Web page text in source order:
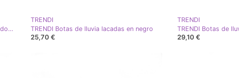
TRENDI Botas de agua negras con cordones negro
TRENDI
TRENDI Botas de lluvia lacadas en negro
25,70 €
TRENDI
29,10 €